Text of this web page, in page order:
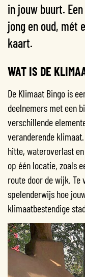
in jouw buurt.
jong en oud, mét
kaart.
WAT IS DE
De Klimaat Bingo is
deelnemers met een
verschillende
veranderende
hitte, wateroverlast
op één locatie, zoals
route door de wijk.
spelenderwijs hoe
klimaatbestendige